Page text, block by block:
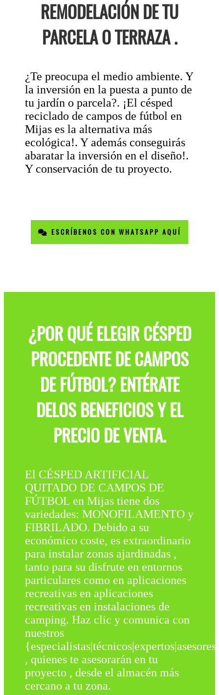
REMODELACIÓN DE TU
PARCELA O TERRAZA .
¿Te preocupa el medio ambiente. Y
la inversión en la puesta a punto de
tu jardín o parcela?. ¡El césped
reciclado de campos de fútbol en
Mijas es la alternativa más
ecológica!. Y además conseguirás
abaratar la inversión en el diseño!.
Y conservación de tu proyecto.
ESCRÍBENOS CON WHATSAPP AQUÍ
¿POR QUÉ ELEGIR CÉSPED
PROCEDENTE DE CAMPOS
DE FÚTBOL? ENTÉRATE
DELOS BENEFICIOS Y EL
PRECIO DE VENTA.
El CÉSPED ARTIFICIAL
QUITADO DE CAMPOS DE
FÚTBOL en Mijas tiene dos
variedades: MONOFILAMENTO y
FIBRILADO. Debido a su
económico coste, es extraordinario
para instalar zonas ajardinadas ,
tanto para su disfrute en entornos
particulares como en aplicaciones
recreativas en aplicaciones
recreativas en instalaciones de
camping. Haz clic y comunica con
nuestros
{especialistas|técnicos|expertos|asesores
, quienes te asesorarán en tu
proyecto , desde el almacén más
cercano a tu zona.